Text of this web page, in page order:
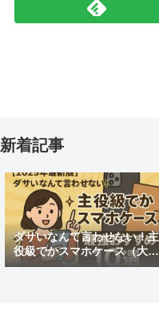
新着記事
ダサいなんて言わせない！主
役級でかスマホケース（大き
めの）最強おすすめ10選